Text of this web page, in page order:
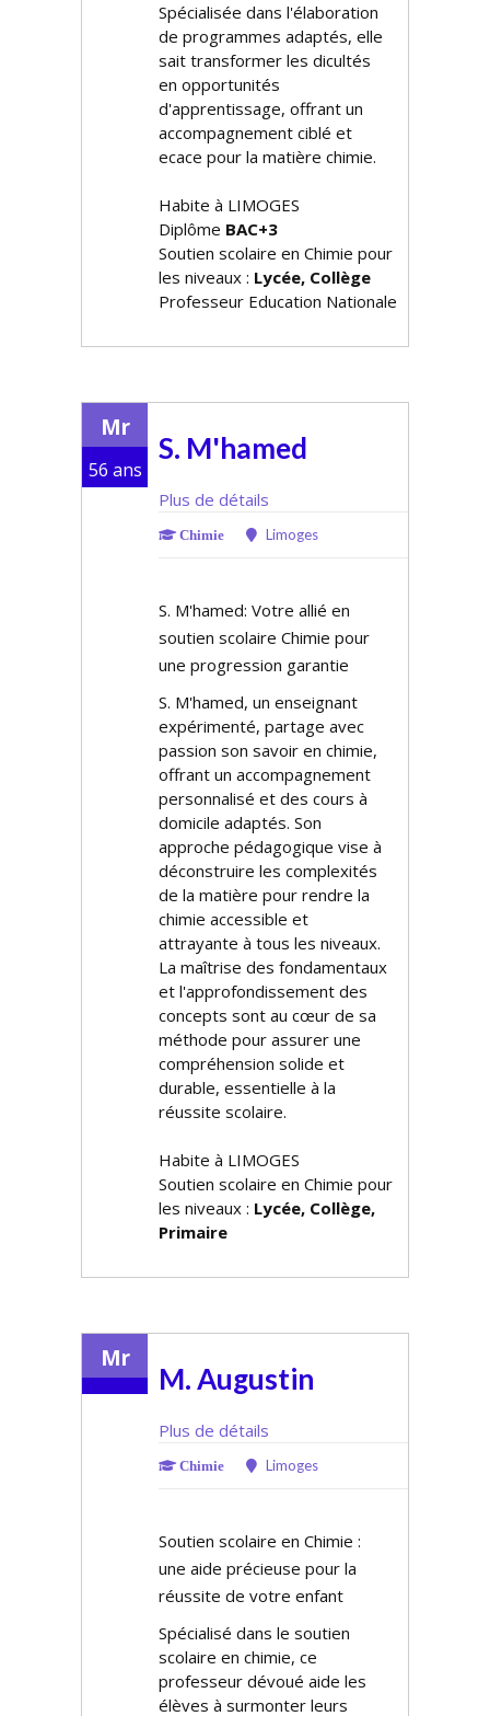
Spécialisée dans l'élaboration
de programmes adaptés, elle
sait transformer les difficultés
en opportunités
d'apprentissage, offrant un
accompagnement ciblé et
efficace pour la matière chimie.
Habite à LIMOGES
Diplôme BAC+3
Soutien scolaire en Chimie pour
les niveaux : Lycée, Collège
Professeur Education Nationale
Mr
56 ans
S. M'hamed
Plus de détails
Chimie Limoges
S. M'hamed: Votre allié en
soutien scolaire Chimie pour
une progression garantie
S. M'hamed, un enseignant
expérimenté, partage avec
passion son savoir en chimie,
offrant un accompagnement
personnalisé et des cours à
domicile adaptés. Son
approche pédagogique vise à
déconstruire les complexités
de la matière pour rendre la
chimie accessible et
attrayante à tous les niveaux.
La maîtrise des fondamentaux
et l'approfondissement des
concepts sont au cœur de sa
méthode pour assurer une
compréhension solide et
durable, essentielle à la
réussite scolaire.
Habite à LIMOGES
Soutien scolaire en Chimie pour
les niveaux : Lycée, Collège,
Primaire
Mr
M. Augustin
Plus de détails
Chimie Limoges
Soutien scolaire en Chimie :
une aide précieuse pour la
réussite de votre enfant
Spécialisé dans le soutien
scolaire en chimie, ce
professeur dévoué aide les
élèves à surmonter leurs